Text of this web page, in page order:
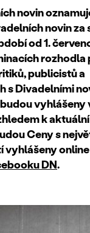
novin
novin za
od 1.
publicistů a
s Divadelními
vyhlášeny
k
Ceny s
online
DN.